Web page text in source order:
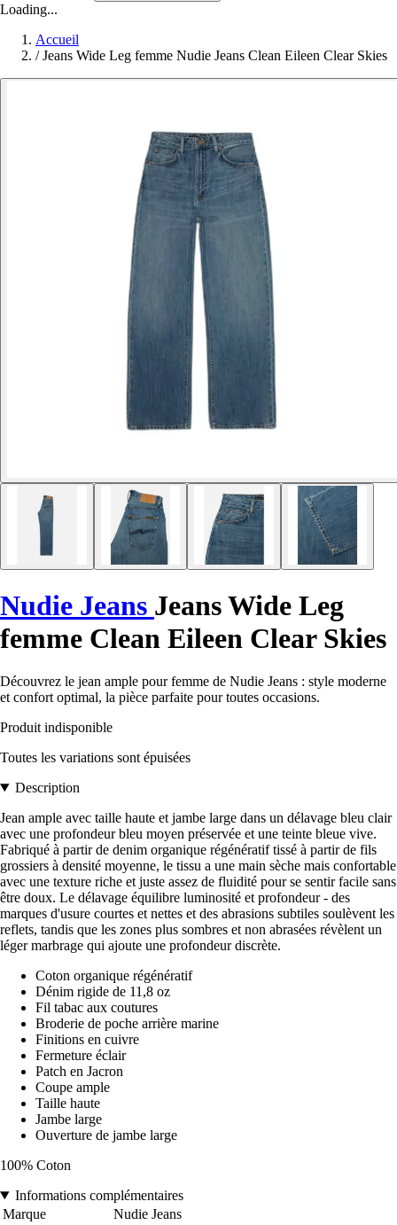
Loading...
Accueil
/ Jeans Wide Leg femme Nudie Jeans Clean Eileen Clear Skies
Nudie Jeans Jeans Wide Leg
femme Clean Eileen Clear Skies
Découvrez le jean ample pour femme de Nudie Jeans : style moderne
et confort optimal, la pièce parfaite pour toutes occasions.
Produit indisponible
Toutes les variations sont épuisées
Description
Jean ample avec taille haute et jambe large dans un délavage bleu clair
avec une profondeur bleu moyen préservée et une teinte bleue vive.
Fabriqué à partir de denim organique régénératif tissé à partir de fils
grossiers à densité moyenne, le tissu a une main sèche mais confortable
avec une texture riche et juste assez de fluidité pour se sentir facile sans
être doux. Le délavage équilibre luminosité et profondeur - des
marques d'usure courtes et nettes et des abrasions subtiles soulèvent les
reflets, tandis que les zones plus sombres et non abrasées révèlent un
léger marbrage qui ajoute une profondeur discrète.
Coton organique régénératif
Dénim rigide de 11,8 oz
Fil tabac aux coutures
Broderie de poche arrière marine
Finitions en cuivre
Fermeture éclair
Patch en Jacron
Coupe ample
Taille haute
Jambe large
Ouverture de jambe large
100% Coton
Informations complémentaires
Marque
Nudie Jeans